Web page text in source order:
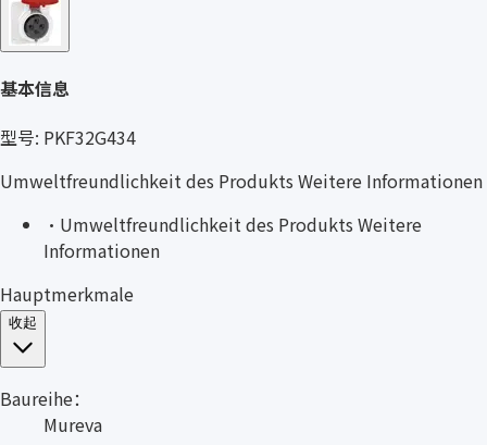
基本信息
型号: PKF32G434
Umweltfreundlichkeit des Produkts Weitere Informationen
· Umweltfreundlichkeit des Produkts Weitere
Informationen
Hauptmerkmale
收起
Baureihe：
Mureva